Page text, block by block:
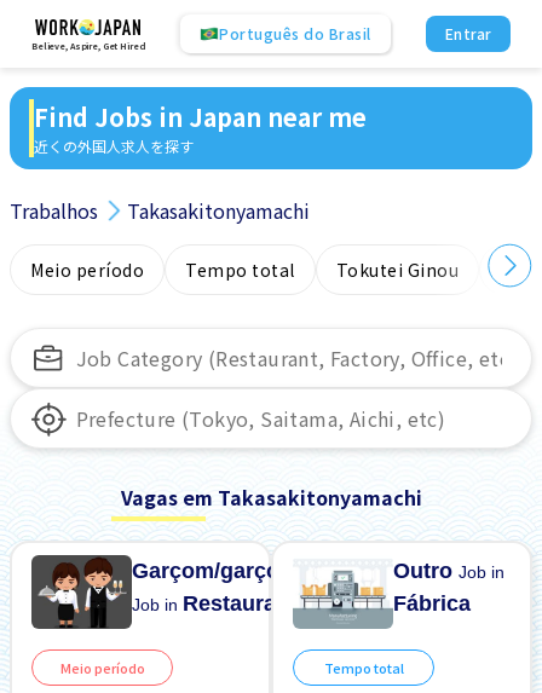
Believe, Aspire, Get Hired
Português do Brasil Entrar
Find Jobs in Japan near me
近くの外国人求人を探す
Trabalhos Takasakitonyamachi
Meio período Tempo total Tokutei Ginou
Vagas em Takasakitonyamachi
Garçom/garçonete
Job in Restaurante
Meio período
OutroJob in
Fábrica
Tempo total